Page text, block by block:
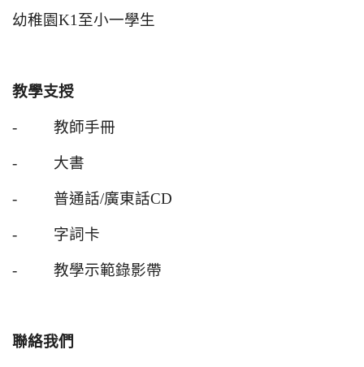
幼稚園K1至小一學生
教學支授
- 教師手冊
- 大書
- 普通話/廣東話CD
- 字詞卡
- 教學示範錄影帶
聯絡我們